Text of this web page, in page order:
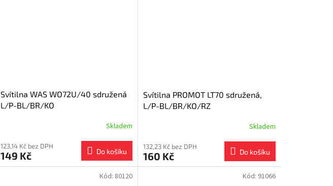
Svítilna WAS WO72U/40 sdružená
L/P-BL/BR/KO
Skladem
123,14 Kč bez DPH
149 Kč Do košíku
Svítilna PROMOT LT70 sdružená,
L/P-BL/BR/KO/RZ
Skladem
132,23 Kč bez DPH
160 Kč Do košíku
Kód: 80120 Kód: 91066